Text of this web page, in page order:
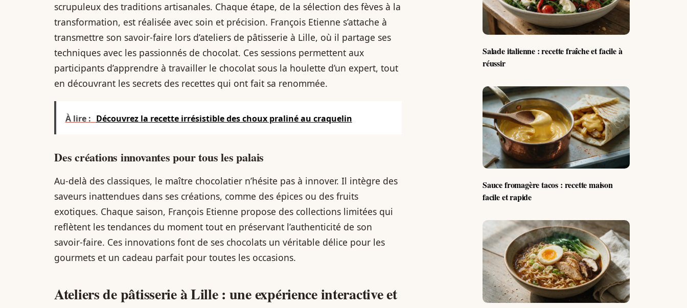
scrupuleux des traditions artisanales. Chaque étape, de la sélection des fèves à la
transformation, est réalisée avec soin et précision. François Etienne s’attache à
transmettre son savoir-faire lors d’ateliers de pâtisserie à Lille, où il partage ses
techniques avec les passionnés de chocolat. Ces sessions permettent aux
participants d’apprendre à travailler le chocolat sous la houlette d’un expert, tout
en découvrant les secrets des recettes qui ont fait sa renommée.
À lire : Découvrez la recette irrésistible des choux praliné au craquelin
Des créations innovantes pour tous les palais
Au-delà des classiques, le maître chocolatier n’hésite pas à innover. Il intègre des
saveurs inattendues dans ses créations, comme des épices ou des fruits
exotiques. Chaque saison, François Etienne propose des collections limitées qui
reflètent les tendances du moment tout en préservant l’authenticité de son
savoir-faire. Ces innovations font de ses chocolats un véritable délice pour les
gourmets et un cadeau parfait pour toutes les occasions.
Ateliers de pâtisserie à Lille : une expérience interactive et
Salade italienne : recette fraîche et facile à
réussir
Sauce fromagère tacos : recette maison
facile et rapide